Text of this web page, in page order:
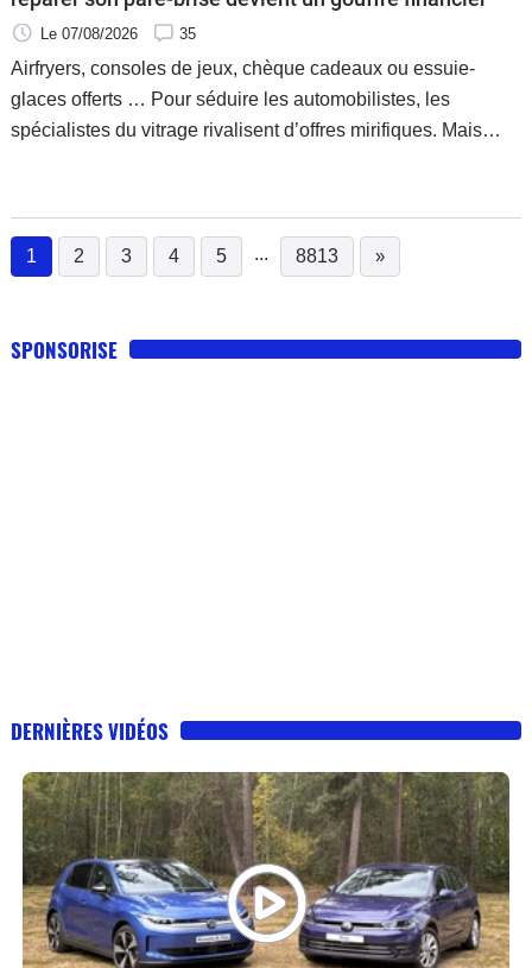
Le 07/08/2026 35
Airfryers, consoles de jeux, chèque cadeaux ou essuie-
glaces offerts … Pour séduire les automobilistes, les
spécialistes du vitrage rivalisent d’offres mirifiques. Mais
répercuté sur les cotisations d’assurance.
1
(current)
2 3 4 5 ... 8813 »
SPONSORISE
DERNIÈRES VIDÉOS